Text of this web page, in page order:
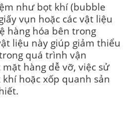
như bọt khí (bubble
vụn hoặc các vật liệu
hàng hóa bên trong
liệu này giúp giảm thiểu
quá trình vận
hàng dễ vỡ, việc sử
hoặc xốp quanh sản